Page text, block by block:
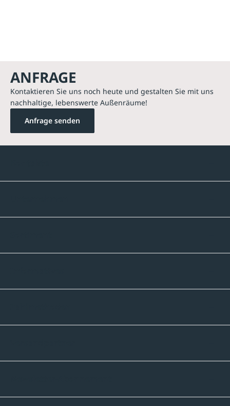
ANFRAGE
Kontaktieren Sie uns noch heute und gestalten Sie mit uns
nachhaltige, lebenswerte Außenräume!
Anfrage senden